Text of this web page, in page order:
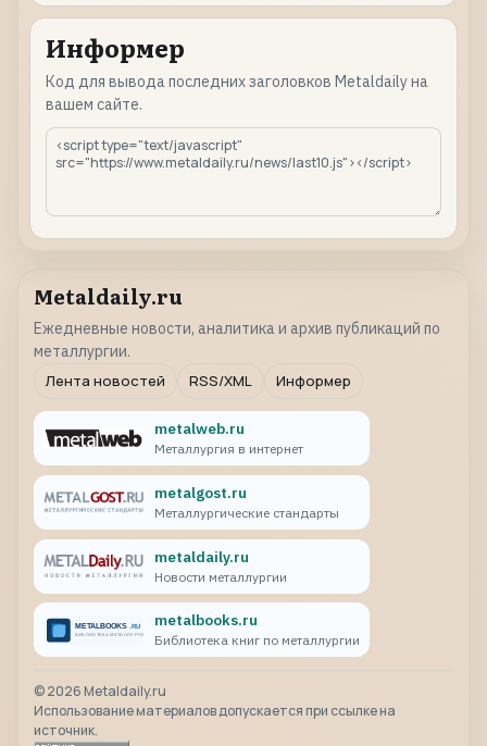
Информер
Код для вывода последних заголовков Metaldaily на
вашем сайте.
Metaldaily.ru
Ежедневные новости, аналитика и архив публикаций по
металлургии.
Лента новостей
RSS/XML Информер
metalweb.ru
Металлургия в интернет
metalgost.ru
Металлургические стандарты
metaldaily.ru
Новости металлургии
metalbooks.ru
Библиотека книг по металлургии
©2026 Metaldaily.ru
Использование материалов допускается при ссылке на
источник.